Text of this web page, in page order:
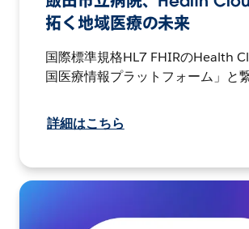
拓く地域医療の未来
国際標準規格HL7 FHIRのHealth
国医療情報プラットフォーム」と
詳細はこちら